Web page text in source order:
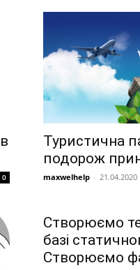
0
Туристична
подорож
maxwelhelp - 21.04.2020
Створюємо
базі
Створюємо